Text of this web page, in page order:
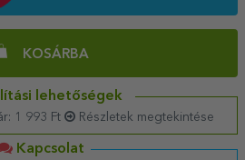
KOSÁRBA
lehetőségek
1 993 Ft Részletek megtekintése
Kapcsolat